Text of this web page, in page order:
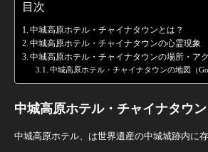
目次
中城高原ホテル・チャイナタウンとは？
中城高原ホテル・チャイナタウンの心霊現象
中城高原ホテル・チャイナタウンの場所・ア
中城高原ホテル・チャイナタウンの地図（
中城高原ホテル・チャイナタウン
中城高原ホテル、は世界遺産の中城城跡内に